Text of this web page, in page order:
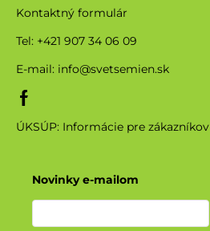
Kontaktný formulár
Tel: +421 907 34 06 09
E-mail: info@svetsemien.sk
ÚKSÚP: Informácie pre zákazníkov
Novinky e-mailom